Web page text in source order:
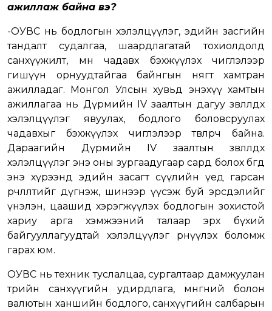
ажиллаж байна вэ?
-ОУВС нь бодлогын хэлэлцүүлэг, эдийн засгийн
тандалт судалгаа, шаардлагатай тохиолдолд
санхүүжилт, мөн чадавх бэхжүүлэх чиглэлээр
гишүүн орнуудтайгаа байнгын нягт хамтран
ажилладаг. Монгол Улсын хувьд энэхүү хамтын
ажиллагаа нь Дүрмийн IV заалтын дагуу зөвлөлдөх
хэлэлцүүлэг явуулах, бодлого боловсруулах
чадавхыг бэхжүүлэх чиглэлээр төвлөрч байна.
Дараагийн Дүрмийн IV заалтын зөвлөлдөх
хэлэлцүүлэг энэ оны зургаадугаар сард болох бөгөөд
энэ хүрээнд эдийн засагт сүүлийн үед гарсан
өөрчлөлтийг дүгнэж, шинээр үүсэж буй эрсдэлийг
үнэлэн, цаашид хэрэгжүүлэх бодлогын зохистой
хариу арга хэмжээний талаар эрх бүхий
байгууллагуудтай хэлэлцүүлэг өрнүүлэх боломж
гарах юм.
ОУВС нь техник туслалцаа, сургалтаар дамжуулан
төрийн санхүүгийн удирдлага, мөнгөний болон
валютын ханшийн бодлого, санхүүгийн салбарын